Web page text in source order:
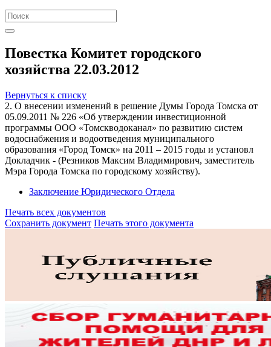
Повестка Комитет городского
хозяйства 22.03.2012
Вернуться к списку
2. О внесении изменений в решение Думы Города Томска от
05.09.2011 № 226 «Об утверждении инвестиционной
программы ООО «Томскводоканал» по развитию систем
водоснабжения и водоотведения муниципального
образования «Город Томск» на 2011 – 2015 годы и установл
Докладчик - (Резников Максим Владимирович, заместитель
Мэра Города Томска по городскому хозяйству).
Заключение Юридического Отдела
Печать всех документов
Сохранить документ Печать этого документа